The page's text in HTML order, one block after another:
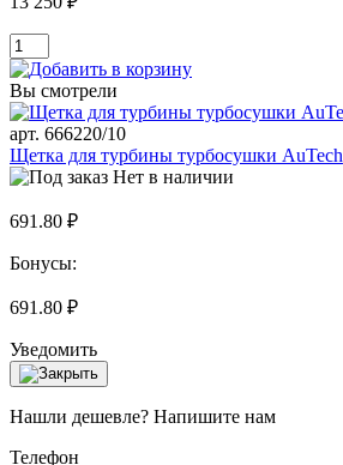
Вы смотрели
арт. 666220/10
Щетка для турбины турбосушки AuTech
Нет в наличии
691.80 ₽
Бонусы:
691.80 ₽
Уведомить
Нашли дешевле? Напишите нам
Телефон